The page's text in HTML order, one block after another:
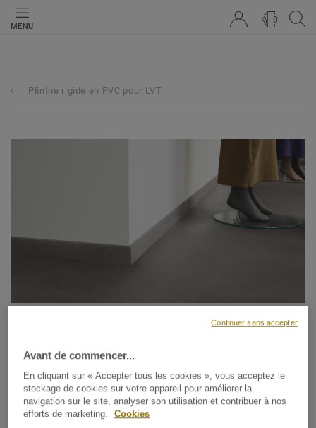
MENU
0
Plinthe rigide en PVC pour LVT
Avant de commencer...
En cliquant sur « Accepter tous les cookies », vous acceptez le
stockage de cookies sur votre appareil pour améliorer la
navigation sur le site, analyser son utilisation et contribuer à nos
efforts de marketing.
Cookies
Continuer sans accepter